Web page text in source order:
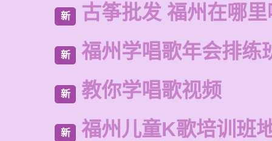
新 古筝批发 福州在哪
新 福州学唱歌年会排练
新 教你学唱歌视频
新 福州儿童K歌培训班